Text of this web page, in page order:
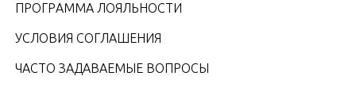
ПРОГРАММА ЛОЯЛЬНОСТИ
УСЛОВИЯ СОГЛАШЕНИЯ
ЧАСТО ЗАДАВАЕМЫЕ ВОПРОСЫ